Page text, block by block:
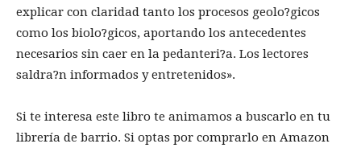
explicar con claridad tanto los procesos geolo?gicos
como los biolo?gicos, aportando los antecedentes
necesarios sin caer en la pedanteri?a. Los lectores
saldra?n informados y entretenidos».
Si te interesa este libro te animamos a buscarlo en tu
librería de barrio. Si optas por comprarlo en Amazon